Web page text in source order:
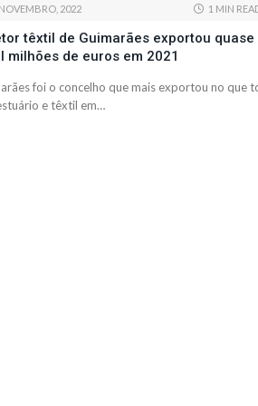
2022 1 MIN
têxtil de Guimarães exportou quase
milhões de euros em 2021
foi o concelho que mais exportou no que
e têxtil em…